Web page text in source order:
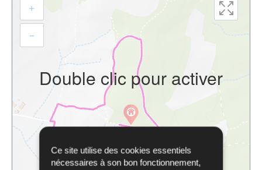
Ce site utilise des cookies essentiels
nécessaires à son bon fonctionnement,
Double clic pour activer
+
–